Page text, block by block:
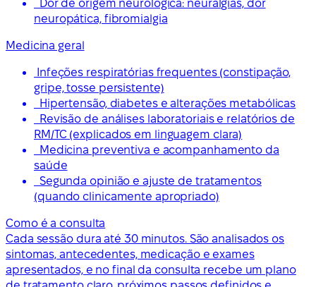
Dor de origem neurológica: neuralgias, dor
neuropática, fibromialgia
Medicina geral
Infeções respiratórias frequentes (constipação,
gripe, tosse persistente)
Hipertensão, diabetes e alterações metabólicas
Revisão de análises laboratoriais e relatórios de
RM/TC (explicados em linguagem clara)
Medicina preventiva e acompanhamento da
saúde
Segunda opinião e ajuste de tratamentos
(quando clinicamente apropriado)
Como é a consulta
Cada sessão dura até 30 minutos. São analisados os
sintomas, antecedentes, medicação e exames
apresentados, e no final da consulta recebe um plano